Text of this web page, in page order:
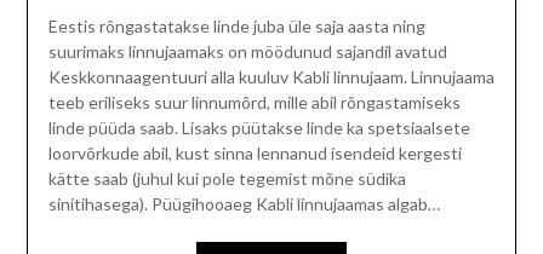
Eestis rõngastatakse linde juba üle saja aasta ning
suurimaks linnujaamaks on möödunud sajandil avatud
Keskkonnaagentuuri alla kuuluv Kabli linnujaam. Linnujaama
teeb eriliseks suur linnumõrd, mille abil rõngastamiseks
linde püüda saab. Lisaks püütakse linde ka spetsiaalsete
loorvõrkude abil, kust sinna lennanud isendeid kergesti
kätte saab (juhul kui pole tegemist mõne südika
sinitihasega). Püügihooaeg Kabli linnujaamas algab…